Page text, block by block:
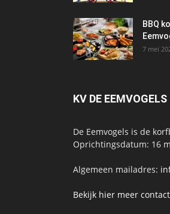
BBQ
7 mei
KV DE EEMVOGELS
De Eemvogels is de
Oprichtingsdatum: 16
Algemeen mailadres:
Bekijk hier meer